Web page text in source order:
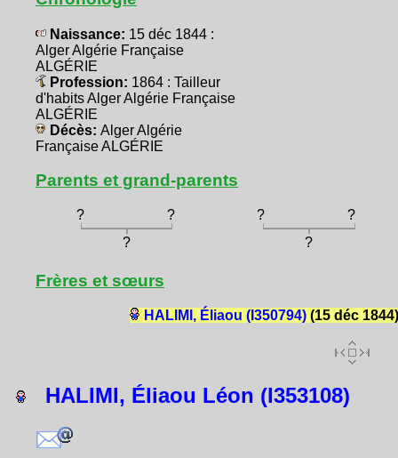
Naissance: 15 déc 1844 :
Alger Algérie Française
ALGÉRIE
Profession: 1864 : Tailleur
d'habits Alger Algérie Française
ALGÉRIE
Décès: Alger Algérie
Française ALGÉRIE
Parents et grand-parents
? ? ?
?
?
?
Frères et sœurs
HALIMI, Éliaou (I350794)(15 déc 1844)
HALIMI, Éliaou Léon (I353108)